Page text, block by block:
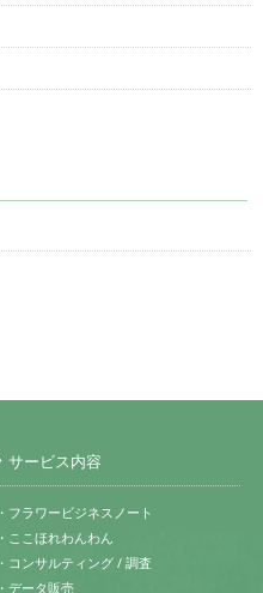
サービス内容
・フラワービジネスノート
・ここほれわんわん
・コンサルティング / 調査
・データ販売